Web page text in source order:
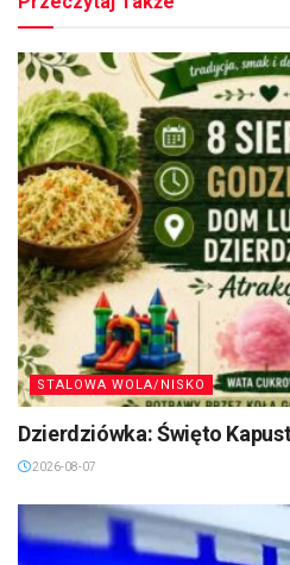
STALOWA WOLA/NISKO
Dzierdziówka: Święto
2026-08-07